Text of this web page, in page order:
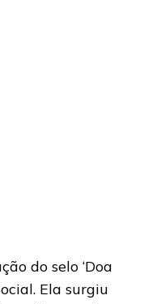
do selo ‘Doa
Ela surgiu